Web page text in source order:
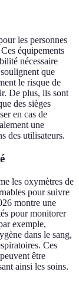
les personnes
équipements
nécessaire
que
le risque de
De plus, ils sont
des sièges
en cas de
une
des utilisateurs.
les oxymètres de
pour suivre
montre une
pour monitorer
exemple,
dans le sang,
Ces
être
ainsi les soins.